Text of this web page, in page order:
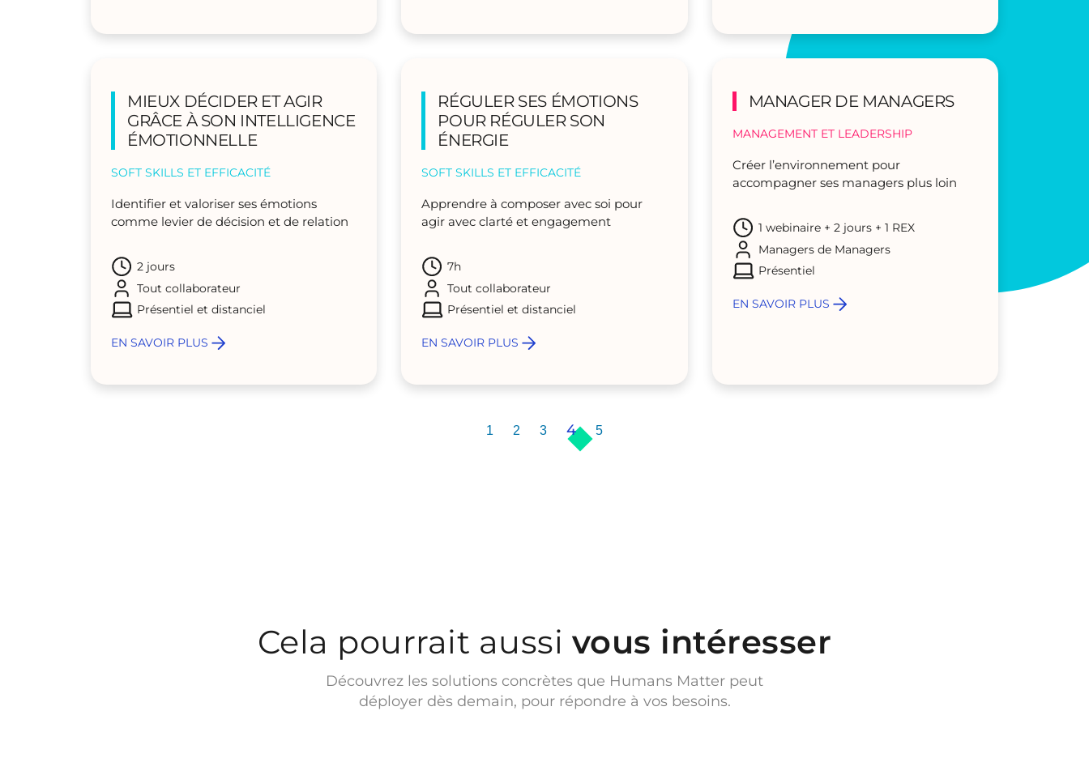
MIEUX DÉCIDER ET AGIR
GRÂCE À SON INTELLIGENCE
ÉMOTIONNELLE
SOFT SKILLS ET EFFICACITÉ
Identifier et valoriser ses émotions
comme levier de décision et de relation
2 jours
Tout collaborateur
Présentiel et distanciel
EN SAVOIR PLUS
RÉGULER SES ÉMOTIONS
POUR RÉGULER SON
ÉNERGIE
SOFT SKILLS ET EFFICACITÉ
Apprendre à composer avec soi pour
agir avec clarté et engagement
7h
Tout collaborateur
Présentiel et distanciel
EN SAVOIR PLUS
MANAGER DE MANAGERS
MANAGEMENT ET LEADERSHIP
Créer l’environnement pour
accompagner ses managers plus loin
1 webinaire + 2 jours + 1 REX
Managers de Managers
Présentiel
EN SAVOIR PLUS
1 2 3 4 5
Cela pourrait aussi vous intéresser
Découvrez les solutions concrètes que Humans Matter peut
déployer dès demain, pour répondre à vos besoins.